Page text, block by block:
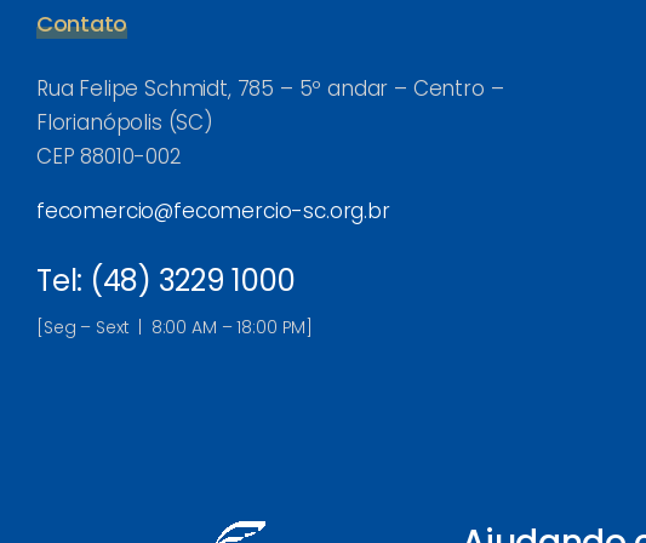
Contato
Rua Felipe Schmidt, 785 – 5º andar – Centro –
Florianópolis (SC)
CEP 88010-002
fecomercio@fecomercio-sc.org.br
Tel: (48) 3229 1000
[Seg – Sext | 8:00 AM – 18:00 PM]